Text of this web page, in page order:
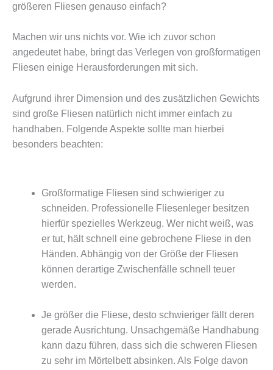
größeren Fliesen genauso einfach?
Machen wir uns nichts vor. Wie ich zuvor schon
angedeutet habe, bringt das Verlegen von großformatigen
Fliesen einige Herausforderungen mit sich.
Aufgrund ihrer Dimension und des zusätzlichen Gewichts
sind große Fliesen natürlich nicht immer einfach zu
handhaben. Folgende Aspekte sollte man hierbei
besonders beachten:
Großformatige Fliesen sind schwieriger zu
schneiden. Professionelle Fliesenleger besitzen
hierfür spezielles Werkzeug. Wer nicht weiß, was
er tut, hält schnell eine gebrochene Fliese in den
Händen. Abhängig von der Größe der Fliesen
können derartige Zwischenfälle schnell teuer
werden.
Je größer die Fliese, desto schwieriger fällt deren
gerade Ausrichtung. Unsachgemäße Handhabung
kann dazu führen, dass sich die schweren Fliesen
zu sehr im Mörtelbett absinken. Als Folge davon